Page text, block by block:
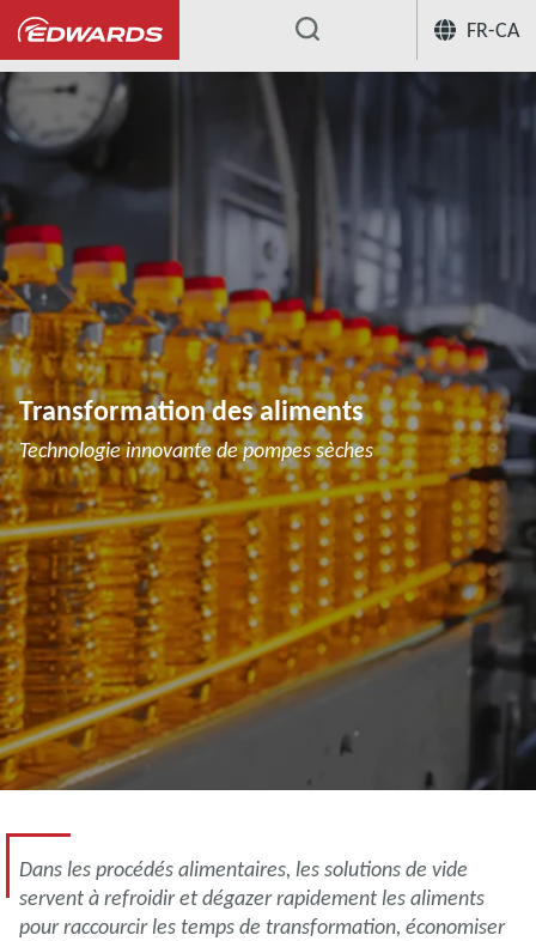
FR-CA
...
Transformation des aliments
Technologie innovante de pompes sèches
Dans les procédés alimentaires, les solutions de vide
servent à refroidir et dégazer rapidement les aliments
pour raccourcir les temps de transformation, économiser